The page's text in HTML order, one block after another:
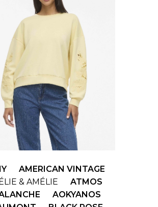
AMERICAN VINTAGE
& AMÉLIE
ATMOS
AOKYANOS